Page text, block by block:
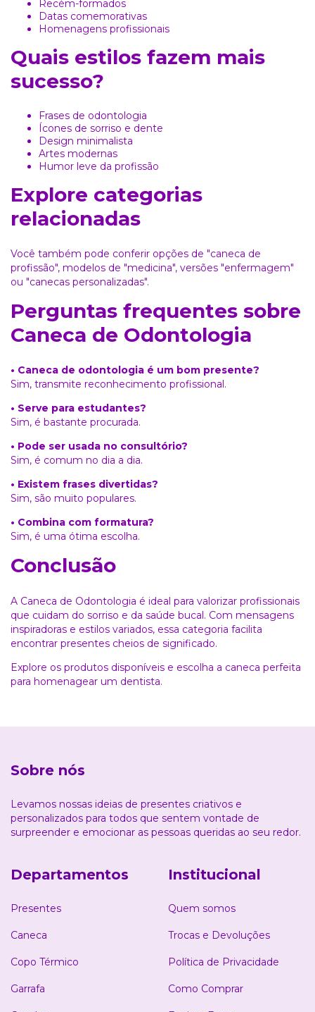
Recém-formados
Datas comemorativas
Homenagens profissionais
Quais estilos fazem mais
sucesso?
Frases de odontologia
Ícones de sorriso e dente
Design minimalista
Artes modernas
Humor leve da profissão
Explore categorias
relacionadas
Você também pode conferir opções de "caneca de
profissão", modelos de "medicina", versões "enfermagem"
ou "canecas personalizadas".
Perguntas frequentes sobre
Caneca de Odontologia
• Caneca de odontologia é um bom presente?
Sim, transmite reconhecimento profissional.
• Serve para estudantes?
Sim, é bastante procurada.
• Pode ser usada no consultório?
Sim, é comum no dia a dia.
• Existem frases divertidas?
Sim, são muito populares.
• Combina com formatura?
Sim, é uma ótima escolha.
Conclusão
A Caneca de Odontologia é ideal para valorizar profissionais
que cuidam do sorriso e da saúde bucal. Com mensagens
inspiradoras e estilos variados, essa categoria facilita
encontrar presentes cheios de significado.
Explore os produtos disponíveis e escolha a caneca perfeita
para homenagear um dentista.
Sobre nós
Levamos nossas ideias de presentes criativos e
personalizados para todos que sentem vontade de
surpreender e emocionar as pessoas queridas ao seu redor.
Departamentos
Presentes
Caneca
Copo Térmico
Garrafa
Institucional
Quem somos
Trocas e Devoluções
Política de Privacidade
Como Comprar